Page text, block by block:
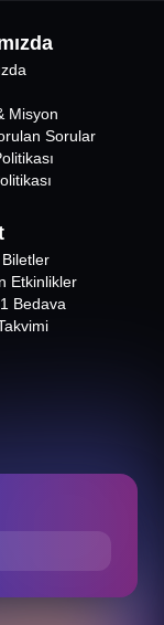
Misyon
Sorular
Etkinlikler
Bedava